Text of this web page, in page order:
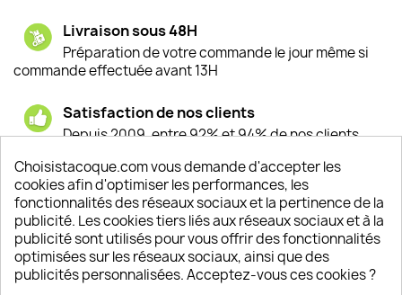
Livraison sous 48H
Préparation de votre commande le jour même si
commande effectuée avant 13H
Satisfaction de nos clients
Depuis 2009, entre 92% et 94% de nos clients
Un SAV à votre écoute
Notre SAV est disponible 6/7J de 10h à 18H
Choisistacoque.com vous demande d'accepter les
cookies afin d'optimiser les performances, les
fonctionnalités des réseaux sociaux et la pertinence de la
publicité. Les cookies tiers liés aux réseaux sociaux et à la
publicité sont utilisés pour vous offrir des fonctionnalités
optimisées sur les réseaux sociaux, ainsi que des
publicités personnalisées. Acceptez-vous ces cookies ?